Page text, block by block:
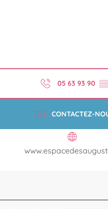
05 63 93 90
CONTACTEZ-